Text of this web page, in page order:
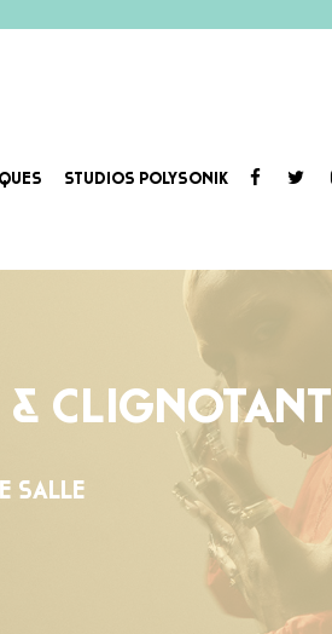
STUDIOS POLYSONIK
CLIGNOTANT
SALLE